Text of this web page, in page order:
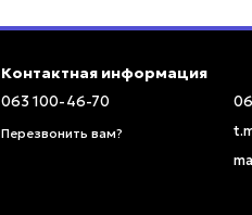
Контактная информация
063 100-46-70
Перезвонить вам?